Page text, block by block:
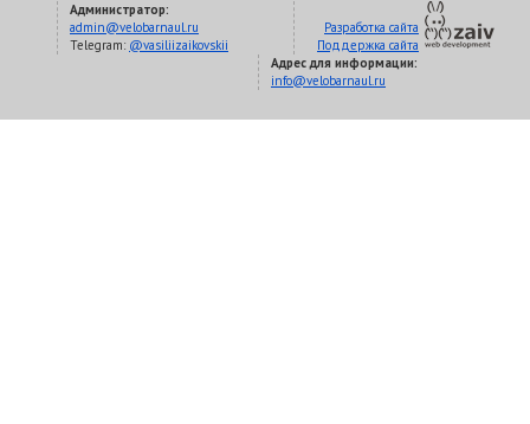
Разработка сайта
Поддержка сайта
Администратор:
admin@velobarnaul.ru
Telegram: @vasiliizaikovskii
Адрес для информации:
info@velobarnaul.ru